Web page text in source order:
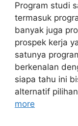
Program studi
termasuk
banyak juga
prospek kerja
satunya
berkenalan
siapa tahu ini
alternatif
more